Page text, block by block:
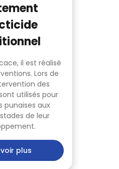
il est réalisé
Lors de
des
utilisés pour
punaises aux
de leur
plus